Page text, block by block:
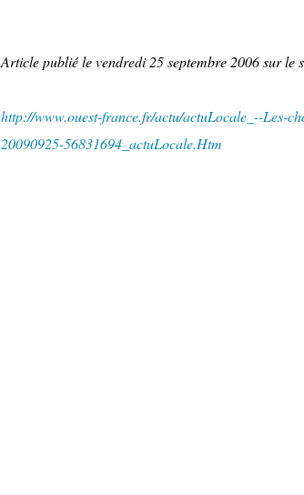
Article publié le vendredi 25 septembre 2006 sur le
http://www.ouest-france.fr/actu/actuLocale_--Les-
20090925-56831694_actuLocale.Htm